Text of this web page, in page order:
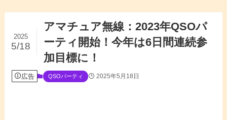
アマチュア無線：2023年QSOパ
ーティ開始！今年は6日間連続参
加目標に！
2025
5/18
広告 QSOパーティ 2025年5月18日